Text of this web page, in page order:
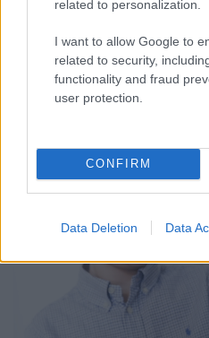
related to personalization.
I want to allow Google to
related to security,
functionality and fraud
user protection.
CONFIRM
Data Deletion Data
Dr. Toldy-Schedel Emil, a
Kórház főigazgatója és Dr.
Pharma Kft. ügyvezető
megnyitották a Pest
A neuropátia, vagyis az
melynek…